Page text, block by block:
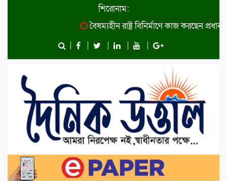
শিরোনাম:
বৈষম্যহীন রাষ্ট্র বিনির্মাণে কাজ করছেন